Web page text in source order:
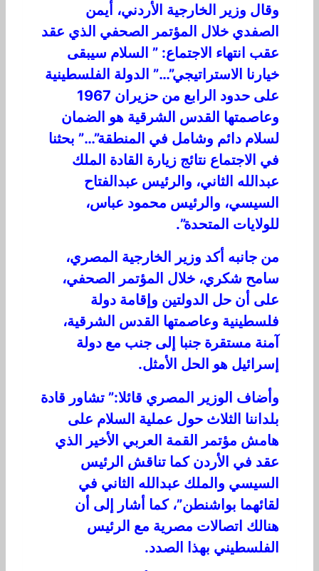
وقال وزير الخارجية الأردني، أيمن
الصفدي خلال المؤتمر الصحفي الذي عقد
عقب انتهاء الاجتماع: ” السلام سيبقى
خيارنا الاستراتيجي”…” الدولة الفلسطينية
على حدود الرابع من حزيران 1967
وعاصمتها القدس الشرقية هو الضمان
لسلام دائم وشامل في المنطقة”…” بحثنا
في الاجتماع نتائج زيارة القادة الملك
عبدالله الثاني، والرئيس عبدالفتاح
السيسي، والرئيس محمود عباس،
للولايات المتحدة”.
من جانبه أكد وزير الخارجية المصري،
سامح شكري، خلال المؤتمر الصحفي،
على أن حل الدولتين وإقامة دولة
فلسطينية وعاصمتها القدس الشرقية،
آمنة مستقرة جنبا إلى جنب مع دولة
إسرائيل هو الحل الأمثل.
وأضاف الوزير المصري قائلا:” تشاور قادة
بلداننا الثلاث حول عملية السلام على
هامش مؤتمر القمة العربي الأخير الذي
عقد في الأردن كما تناقش الرئيس
السيسي والملك عبدالله الثاني في
لقائهما بواشنطن”، كما أشار إلى أن
هنالك اتصالات مصرية مع الرئيس
الفلسطيني بهذا الصدد.